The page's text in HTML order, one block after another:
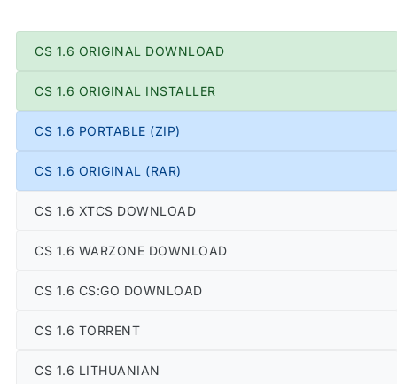
CS 1.6 ORIGINAL DOWNLOAD
CS 1.6 ORIGINAL INSTALLER
CS 1.6 PORTABLE (ZIP)
CS 1.6 ORIGINAL (RAR)
CS 1.6 XTCS DOWNLOAD
CS 1.6 WARZONE DOWNLOAD
CS 1.6 CS:GO DOWNLOAD
CS 1.6 TORRENT
CS 1.6 LITHUANIAN